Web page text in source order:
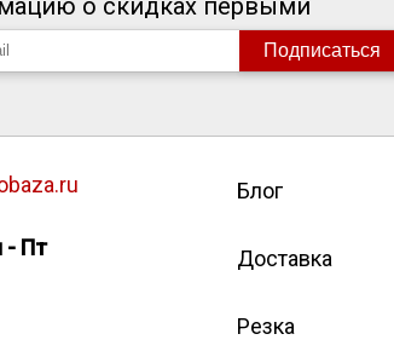
Подписаться
- Пт
Блог
Доставка
Резка